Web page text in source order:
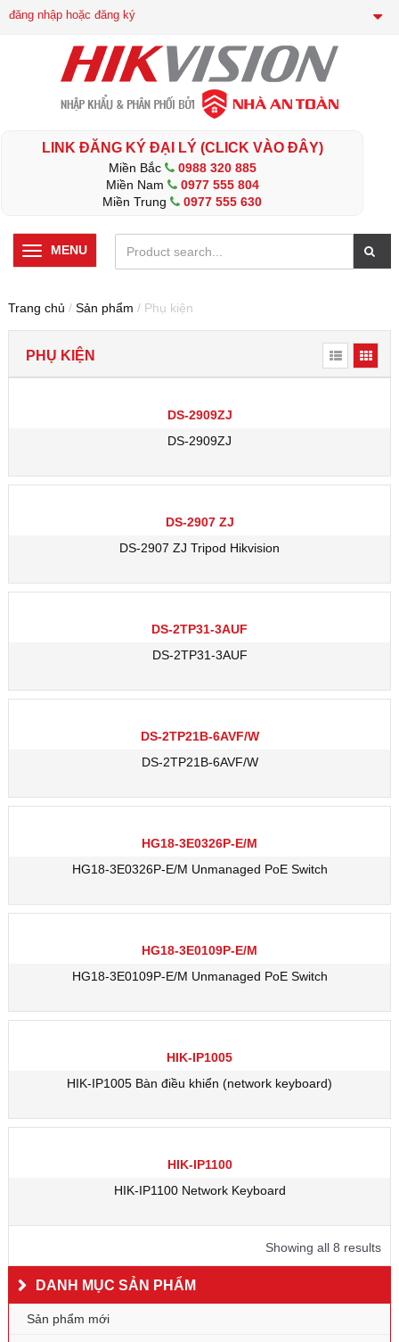
đăng nhập hoặc đăng ký
LINK ĐĂNG KÝ ĐẠI LÝ (CLICK VÀO ĐÂY)
Miền Bắc
0988 320 885
Miền Nam
0977 555 804
Miền Trung
0977 555 630
MENU
Trang chủ / Sản phẩm / Phụ kiện
PHỤ KIỆN
DS-2909ZJ
DS-2909ZJ
DS-2907 ZJ
DS-2907 ZJ Tripod Hikvision
DS-2TP31-3AUF
DS-2TP31-3AUF
DS-2TP21B-6AVF/W
DS-2TP21B-6AVF/W
HG18-3E0326P-E/M
HG18-3E0326P-E/M Unmanaged PoE Switch
HG18-3E0109P-E/M
HG18-3E0109P-E/M Unmanaged PoE Switch
HIK-IP1005
HIK-IP1005 Bàn điều khiển (network keyboard)
HIK-IP1100
HIK-IP1100 Network Keyboard
Showing all 8 results
DANH MỤC SẢN PHẨM
Sản phẩm mới